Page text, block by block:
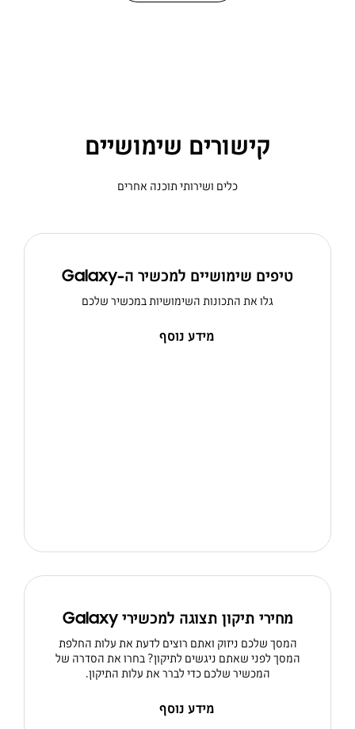
קישורים שימושיים
כלים ושירותי תוכנה אחרים
טיפים שימושיים למכשיר ה-Galaxy
גלו את התכונות השימושיות במכשיר שלכם
מידע נוסף
מחירי תיקון תצוגה למכשירי Galaxy
המסך שלכם ניזוק ואתם רוצים לדעת את עלות החלפת
המסך לפני שאתם ניגשים לתיקון? בחרו את הסדרה של
המכשיר שלכם כדי לברר את עלות התיקון.
מידע נוסף